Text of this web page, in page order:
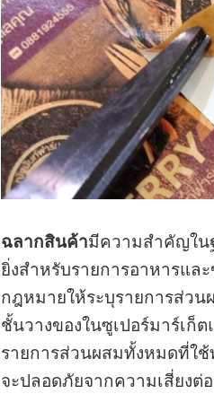
ฉลากสินค้ามีความสำคัญใน
ยิ่งสำหรับรายการอาหารแล
กฎหมายให้ระบุรายการส่ว
ชั้นวางของในซูเปอร์มาร์เก็
รายการส่วนผสมทั้งหมดที่
จะปลอดภัยจากความเสี่ยง